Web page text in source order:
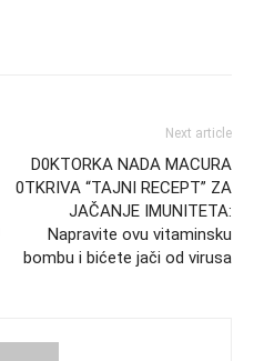
Next article
D0KTORKA NADA MACURA
0TKRIVA “TAJNI RECEPT” ZA
JAČANJE IMUNITETA:
Napravite ovu vitaminsku
bombu i bićete jači od virusa